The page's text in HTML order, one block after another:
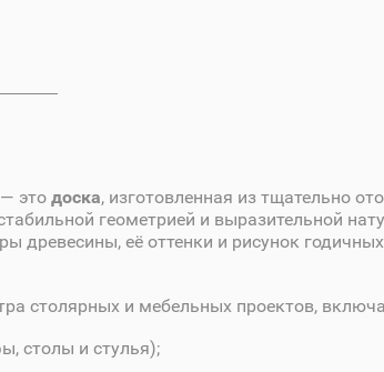
это доска, изготовленная из тщательно
геометрией и выразительной
древесины, её оттенки и рисунок
столярных и мебельных проектов,
столы и стулья);